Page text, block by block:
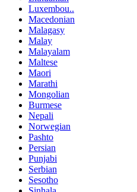
Luxembou..
Macedonian
Malagasy
Malay
Malayalam
Maltese
Maori
Marathi
Mongolian
Burmese
Nepali
Norwegian
Pashto
Persian
Punjabi
Serbian
Sesotho